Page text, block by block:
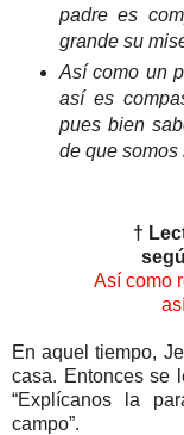
padre es
grande su
Así como un
así es
pues bien
de que somos
†
Así como
En aquel tiempo,
casa. Entonces se
“Explícanos la
campo”.